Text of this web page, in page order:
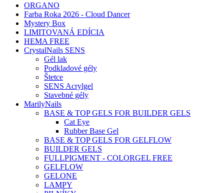
ORGANO
Farba Roka 2026 - Cloud Dancer
Mystery Box
LIMITOVANÁ EDÍCIA
HEMA FREE
CrystalNails SENS
Gél lak
Podkladové gély
Štetce
SENS Acrylgel
Stavebné gély
MarilyNails
BASE & TOP GELS FOR BUILDER GELS
Cat Eye
Rubber Base Gel
BASE & TOP GELS FOR GELFLOW
BUILDER GELS
FULLPIGMENT - COLORGEL FREE
GELFLOW
GELONE
LAMPY